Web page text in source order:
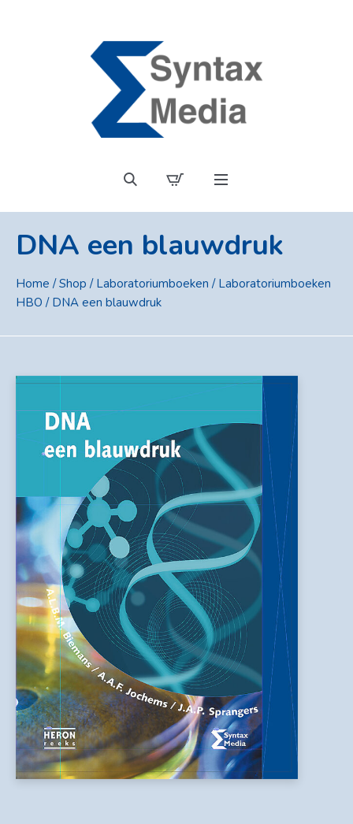
DNA een blauwdruk
Home /Shop / Laboratoriumboeken / Laboratoriumboeken
HBO / DNA een blauwdruk